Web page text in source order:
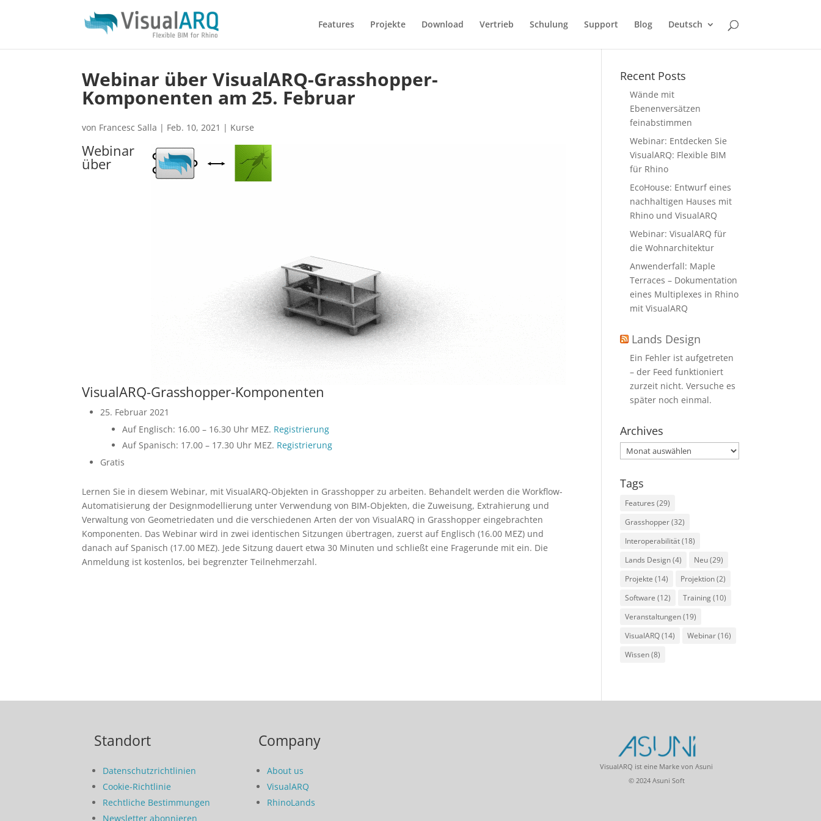
Features Projekte Download Vertrieb Schulung Support Blog Deutsch
Webinar über VisualARQ-Grasshopper-
Komponenten am 25. Februar
von Francesc Salla | Feb. 10, 2021 | Kurse
Webinar
über
VisualARQ-Grasshopper-Komponenten
25. Februar 2021
Auf Englisch: 16.00 – 16.30 Uhr MEZ. Registrierung
Auf Spanisch: 17.00 – 17.30 Uhr MEZ. Registrierung
Gratis
Lernen Sie in diesem Webinar, mit VisualARQ-Objekten in Grasshopper zu arbeiten. Behandelt werden die Workflow-
Automatisierung der Designmodellierung unter Verwendung von BIM-Objekten, die Zuweisung, Extrahierung und
Verwaltung von Geometriedaten und die verschiedenen Arten der von VisualARQ in Grasshopper eingebrachten
Komponenten. Das Webinar wird in zwei identischen Sitzungen übertragen, zuerst auf Englisch (16.00 MEZ) und
danach auf Spanisch (17.00 MEZ). Jede Sitzung dauert etwa 30 Minuten und schließt eine Fragerunde mit ein. Die
Anmeldung ist kostenlos, bei begrenzter Teilnehmerzahl.
Recent Posts
Wände mit
Ebenenversätzen
feinabstimmen
Webinar: Entdecken Sie
VisualARQ: Flexible BIM
für Rhino
EcoHouse: Entwurf eines
nachhaltigen Hauses mit
Rhino und VisualARQ
Webinar: VisualARQ für
die Wohnarchitektur
Anwenderfall: Maple
Terraces – Dokumentation
eines Multiplexes in Rhino
mit VisualARQ
Lands Design
Ein Fehler ist aufgetreten
– der Feed funktioniert
zurzeit nicht. Versuche es
später noch einmal.
Archives
Archives
Tags
Features (29)
Grasshopper(32)
Interoperabilität(18)
Lands Design(4) Neu(29)
Projekte (14) Projektion(2)
Software (12) Training(10)
Veranstaltungen(19)
VisualARQ(14) Webinar(16)
Wissen(8)
Standort
Datenschutzrichtlinien
Cookie-Richtlinie
Rechtliche Bestimmungen
Newsletter abonnieren
Company
About us
VisualARQ
RhinoLands
VisualARQ ist eine Marke von Asuni
© 2024 Asuni Soft